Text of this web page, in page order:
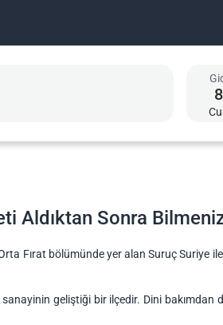
8
Aldıktan Sonra
Fırat bölümünde yer alan Suruç Suriye ile
geliştiği bir ilçedir. Dini